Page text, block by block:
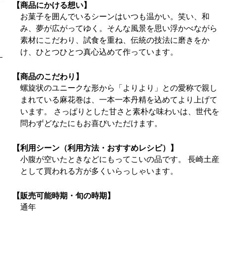
【商品にかける想い】
お菓子を囲んでいるシーンはいつも温かい。笑い、和
み、夢が広がってゆく。そんな風景を思い浮かべながら
素材にこだわり、試食を重ね、伝統の技法に磨きをか
け、ひとつひとつ真心込めて作っています。
【商品のこだわり】
螺旋状のユニークな形から「よりより」との愛称で親し
まれている麻花巻は、一本一本丹精を込めてより上げて
います。 さっぱりとした甘さと素朴な味わいは、世代を
問わずどなたにもお喜びいただけます。
【利用シーン（利用方法・おすすめレシピ）】
小腹が空いたときなどにもってこいの品です。 長崎土産
として買われる方が多くいらっしゃいます。
【販売可能時期・旬の時期】
通年